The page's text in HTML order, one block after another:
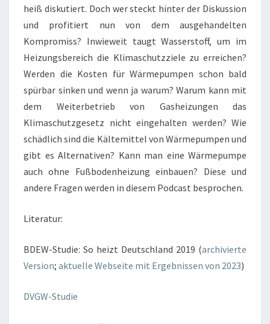
heiß diskutiert. Doch wer steckt hinter der Diskussion
und profitiert nun von dem ausgehandelten
Kompromiss? Inwieweit taugt Wasserstoff, um im
Heizungsbereich die Klimaschutzziele zu erreichen?
Werden die Kosten für Wärmepumpen schon bald
spürbar sinken und wenn ja warum? Warum kann mit
dem Weiterbetrieb von Gasheizungen das
Klimaschutzgesetz nicht eingehalten werden? Wie
schädlich sind die Kältemittel von Wärmepumpen und
gibt es Alternativen? Kann man eine Wärmepumpe
auch ohne Fußbodenheizung einbauen? Diese und
andere Fragen werden in diesem Podcast besprochen.
Literatur:
BDEW-Studie: So heizt Deutschland 2019 (archivierte
Version; aktuelle Webseite mit Ergebnissen von 2023)
DVGW-Studie